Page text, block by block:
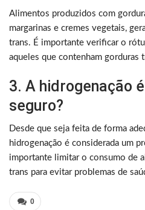
Alimentos produzidos com
margarinas e cremes vegetais,
trans. É importante verificar o
aqueles que contenham gorduras
3. A hidrogenação
seguro?
Desde que seja feita de forma
hidrogenação é considerada um
importante limitar o consumo de
trans para evitar problemas de
0